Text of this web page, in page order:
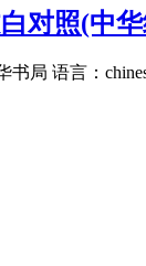
对照(中
局 语言：